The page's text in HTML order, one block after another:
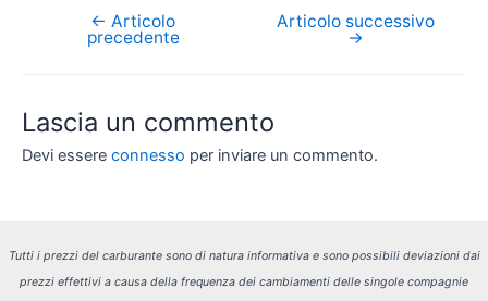
Navigazione
← Articolo
precedente
Articolo successivo
→
Lascia un commento
Devi essere connesso per inviare un commento.
Tutti i prezzi del carburante sono di natura informativa e sono possibili deviazioni dai
prezzi effettivi a causa della frequenza dei cambiamenti delle singole compagnie